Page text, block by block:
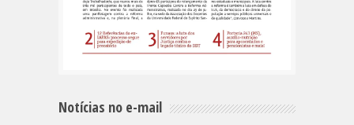
Notícias no e-mail